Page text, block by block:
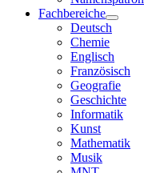
Fachbereiche
Deutsch
Chemie
Englisch
Französisch
Geografie
Geschichte
Informatik
Kunst
Mathematik
Musik